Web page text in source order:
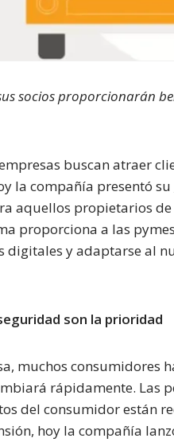
socios proporcionarán
buscan atraer
la compañía presentó su
aquellos propietarios
proporciona a las
digitales y adaptarse al
son la prioridad
muchos consumidores
rápidamente. Las
del consumidor están
hoy la compañía